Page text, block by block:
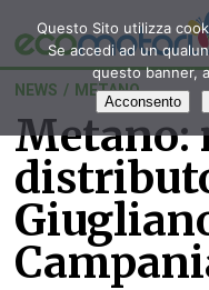
NEWS / METANO
Metano:
Questo Sito utilizza
Se accedi ad un
questo banner,
Acconsento